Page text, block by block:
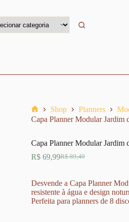
Home
Shop Planners
Capa Planner Modular Jardim
Capa Planner Modular Jardim
R$89,40
O
era:
R$ 89,40.
R$69,99O
é:
R$ 69,99.
Desvende a Capa Planner
resistente à água e design
Perfeita para planners de 8